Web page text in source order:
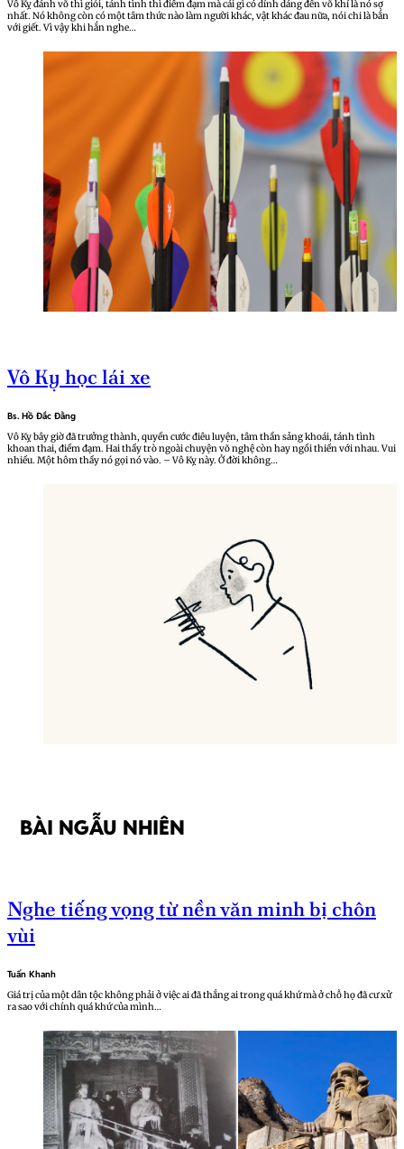
Vô Kỵ đánh võ thì giỏi, tánh tình thì điềm đạm mà cái gì có dính dáng đến võ khí là nó sợ
nhất. Nó không còn có một tâm thức nào làm người khác, vật khác đau nữa, nói chi là bắn
với giết. Vì vậy khi hắn nghe…
Vô Kỵ học lái xe
Bs. Hồ Đắc Đằng
Vô Kỵ bây giờ đã trưởng thành, quyền cước điêu luyện, tâm thần sảng khoái, tánh tình
khoan thai, điềm đạm. Hai thầy trò ngoài chuyện võ nghệ còn hay ngồi thiền với nhau. Vui
nhiều. Một hôm thầy nó gọi nó vào. – Vô Kỵ này. Ở đời không…
BÀI NGẪU NHIÊN
Nghe tiếng vọng từ nền văn minh bị chôn
vùi
Tuấn Khanh
Giá trị của một dân tộc không phải ở việc ai đã thắng ai trong quá khứ mà ở chỗ họ đã cư xử
ra sao với chính quá khứ của mình…